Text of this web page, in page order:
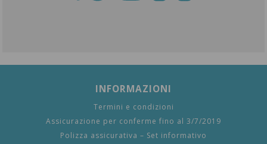
INFORMAZIONI
Termini e condizioni
Assicurazione per conferme fino al 3/7/2019
Polizza assicurativa – Set informativo